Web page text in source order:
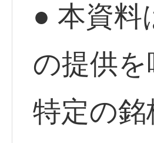
● 本資料
の提供
特定の